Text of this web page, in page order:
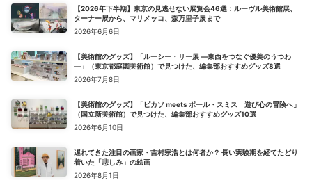
【2026年下半期】東京の見逃せない展覧会46選：ルーヴル美術館展、
ターナー展から、マリメッコ、森万里子展まで
2026年6月6日
【美術館のグッズ】「ルーシー・リー展 ―東西をつなぐ優美のうつわ
―」（東京都庭園美術館）で見つけた、編集部おすすめグッズ8選
2026年7月8日
【美術館のグッズ】「ピカソ meets ポール・スミス 遊び心の冒険へ」
（国立新美術館）で見つけた、編集部おすすめグッズ10選
2026年6月10日
遅れてきた注目の画家・吉村宗浩とは何者か？ 長い実験期を経てたどり
着いた「悲しみ」の絵画
2026年8月1日